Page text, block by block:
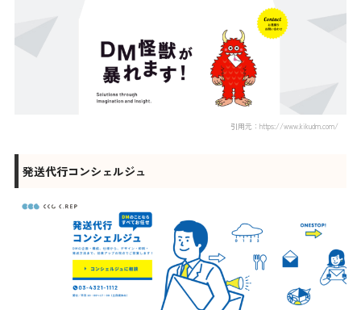
引用元：https://www.kikudm.com/
発送代行コンシェルジュ